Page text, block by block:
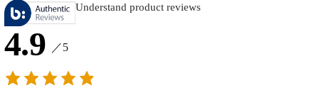
Understand product reviews
4.9 ／5